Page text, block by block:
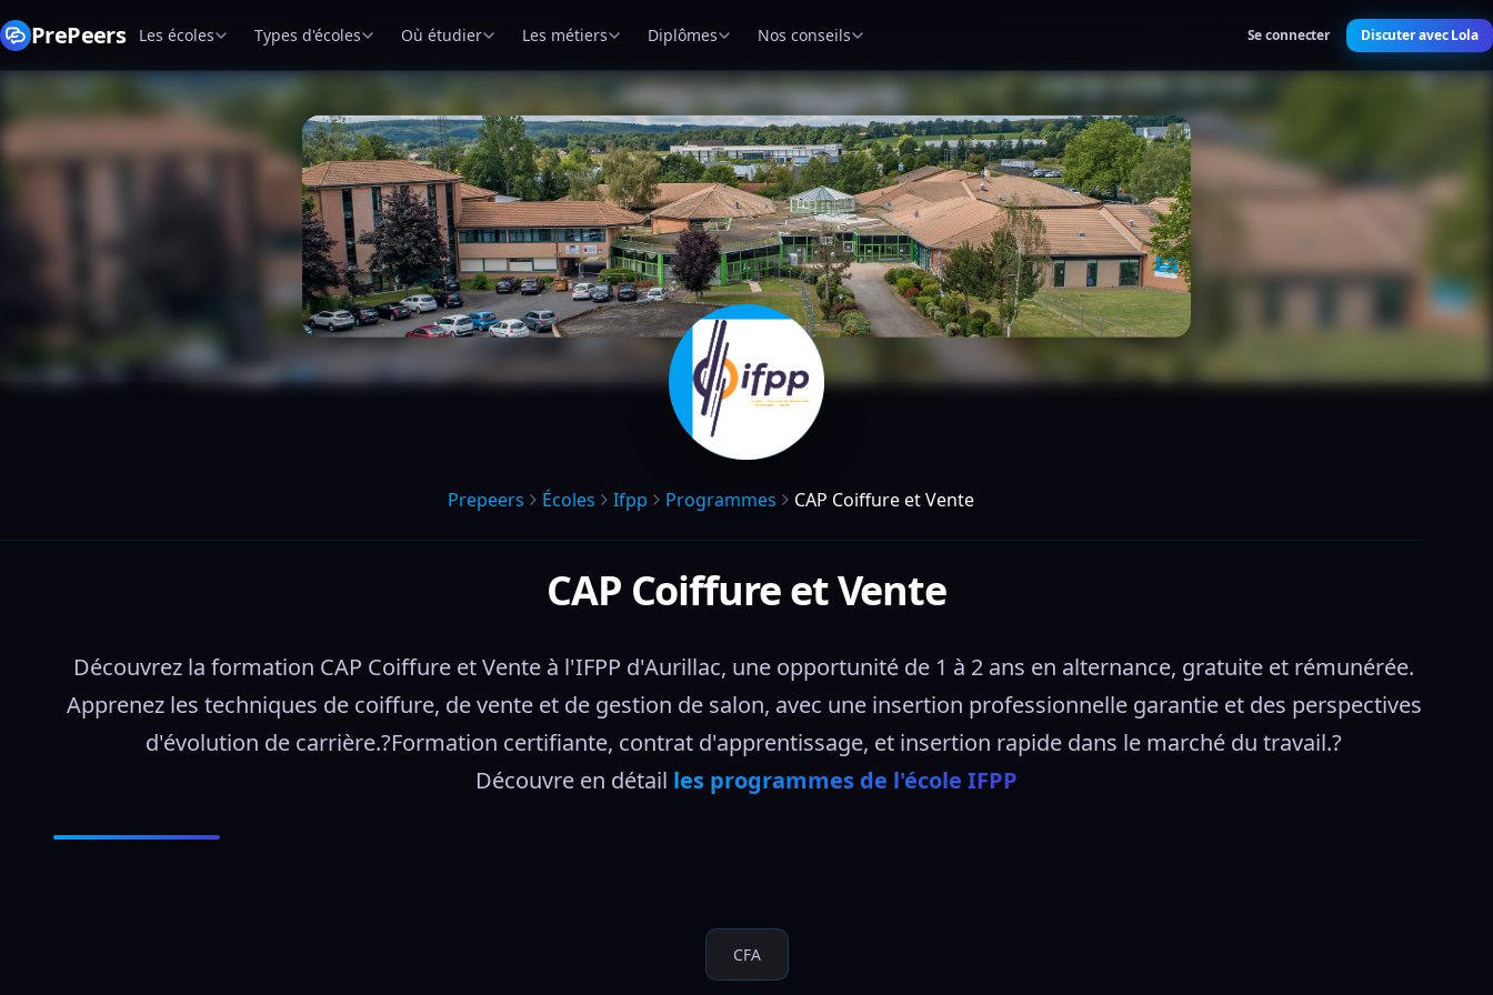
PrePeers Les écoles Types d'écoles Où étudier Les métiers Diplômes Nos conseils Se connecter Discuter avec Lola
Prepeers Écoles Ifpp Programmes CAP Coiffure et Vente
CAP Coiffure et Vente
Découvrez la formation CAP Coiffure et Vente à l'IFPP d'Aurillac, une opportunité de 1 à 2 ans en alternance, gratuite et rémunérée.
Apprenez les techniques de coiffure, de vente et de gestion de salon, avec une insertion professionnelle garantie et des perspectives
d'évolution de carrière.?Formation certifiante, contrat d'apprentissage, et insertion rapide dans le marché du travail.?
Découvre en détail les programmes de l'école IFPP
CFA